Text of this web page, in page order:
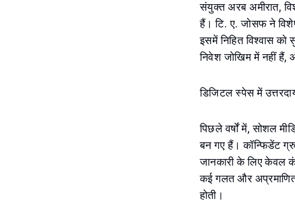
संयुक्त अरब अमीरात,
हैं। टि. ए. जोसफ ने
इसमें निहित विश्वास
निवेश जोखिम में नहीं हैं,
डिजिटल स्पेस में
पिछले वर्षों में, सोशल
बन गए हैं। कॉन्फिडेंट
जानकारी के लिए केवल
कई गलत और
होती।